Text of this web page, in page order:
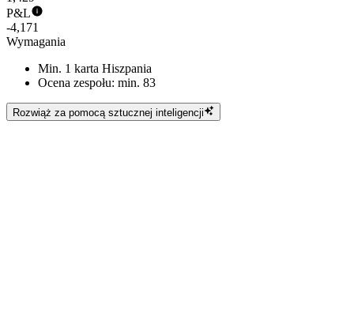
P&L
-4,171
Wymagania
Min. 1 karta Hiszpania
Ocena zespołu: min. 83
Rozwiąż za pomocą sztucznej inteligencji